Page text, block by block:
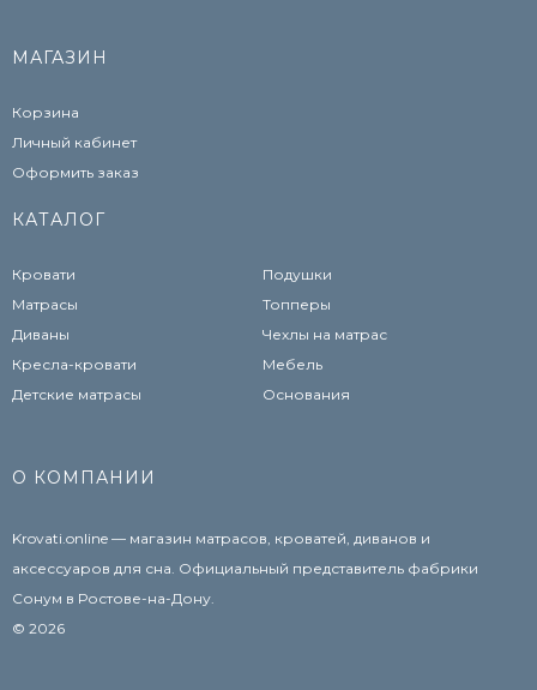
МАГАЗИН
Корзина
Личный кабинет
Оформить заказ
КАТАЛОГ
Кровати
Матрасы
Диваны
Кресла-кровати
Детские матрасы
Подушки
Топперы
Чехлы на матрас
Мебель
Основания
О КОМПАНИИ
Krovati.online — магазин матрасов, кроватей, диванов и
аксессуаров для сна. Официальный представитель фабрики
Сонум в Ростове-на-Дону.
© 2026